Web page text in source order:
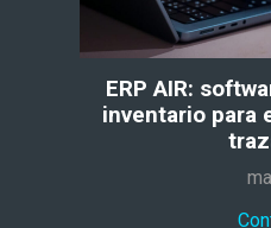
ERP AIR:
inventario para